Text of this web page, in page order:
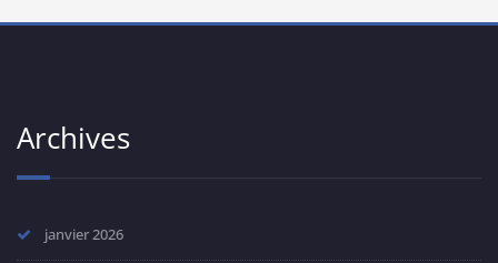
Archives
janvier 2026